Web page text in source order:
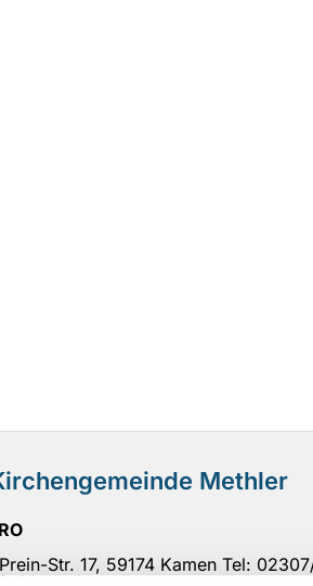
Methler
Str. 17, 59174 Kamen Tel: